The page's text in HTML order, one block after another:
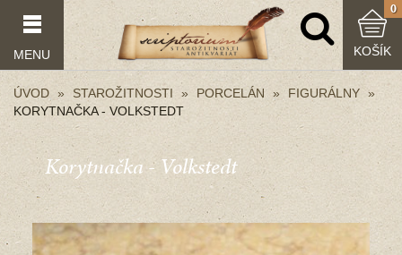
MENU
0
KOŠÍK
ÚVOD STAROŽITNOSTI PORCELÁN
FIGURÁLNY
KORYTNAČKA - VOLKSTEDT
Korytnačka - Volkstedt